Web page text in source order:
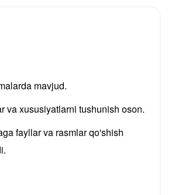
mavjud.
va xususiyatlarni tushunish oson.
fayllar va rasmlar qo'shish